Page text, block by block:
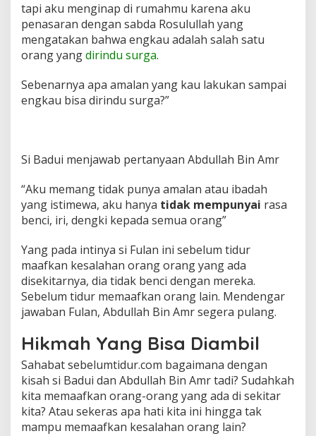
tapi aku menginap di rumahmu karena aku
penasaran dengan sabda Rosulullah yang
mengatakan bahwa engkau adalah salah satu
orang yangdirindu surga.
Sebenarnya apa amalan yang kau lakukan sampai
engkau bisa dirindu surga?”
Si Badui menjawab pertanyaan Abdullah Bin Amr
“Aku memang tidak punya amalan atau ibadah
yang istimewa, aku hanya tidak mempunyai rasa
benci, iri, dengki kepada semua orang”
Yang pada intinya si Fulan ini sebelum tidur
maafkan kesalahan orang orang yang ada
disekitarnya, dia tidak benci dengan mereka.
Sebelum tidur memaafkan orang lain. Mendengar
jawaban Fulan, Abdullah Bin Amr segera pulang.
Hikmah Yang Bisa Diambil
Sahabat sebelumtidur.com bagaimana dengan
kisah si Badui dan Abdullah Bin Amr tadi? Sudahkah
kita memaafkan orang-orang yang ada di sekitar
kita? Atau sekeras apa hati kita ini hingga tak
mampu memaafkan kesalahan orang lain?